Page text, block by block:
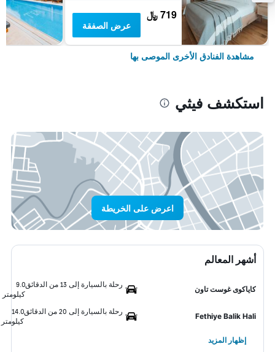
719 ﷼
عرض الصفقة
مشاهدة الفنادق الأخرى الموصى بها
استكشف فيثي
اعرض على الخريطة
أشهر المعالم
كاياكوى غوست تاون
رحلة بالسيارة إلى 13 من الدقائق
9.0
كيلومتر
Fethiye Balik Hali
رحلة بالسيارة إلى 20 من الدقائق
14.0
كيلومتر
إظهار المزيد